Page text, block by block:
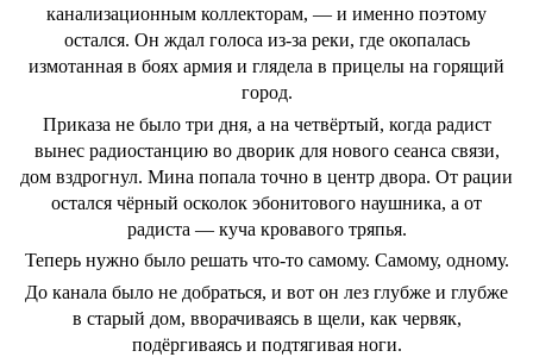
канализационным коллекторам, — и именно поэтому
остался. Он ждал голоса из-за реки, где окопалась
измотанная в боях армия и глядела в прицелы на горящий
город.
Приказа не было три дня, а на четвёртый, когда радист
вынес радиостанцию во дворик для нового сеанса связи,
дом вздрогнул. Мина попала точно в центр двора. От рации
остался чёрный осколок эбонитового наушника, а от
радиста — куча кровавого тряпья.
Теперь нужно было решать что-то самому. Самому, одному.
До канала было не добраться, и вот он лез глубже и глубже
в старый дом, вворачиваясь в щели, как червяк,
подёргиваясь и подтягивая ноги.